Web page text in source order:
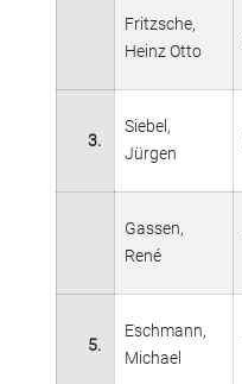
Fritzsche,
Heinz Otto
3.
Siebel,
Jürgen
Gassen,
René
5.
Eschmann,
Michael